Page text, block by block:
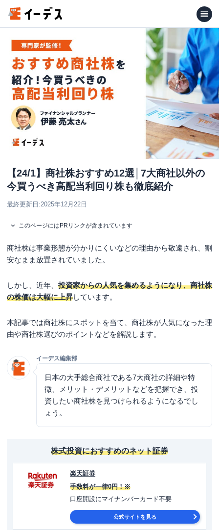
【24/1】商社株おすすめ12選│7大商社以外の
今買うべき高配当利回り株も徹底紹介
最終更新日:2025年12月22日
このページにはPRリンクが含まれています
商社株は事業形態が分かりにくいなどの理由から敬遠され、割
安なまま放置されていました。
しかし、近年、 投資家からの人気を集めるようになり、商社株
の株価は大幅に上昇しています。
本記事では商社株にスポットを当て、商社株が人気になった理
由や商社株選びのポイントなどを解説します。
イーデス編集部
日本の大手総合商社である7大商社の詳細や特
徴、メリット・デメリットなどを把握でき、投
資したい商社株を見つけられるようになるでし
ょう。
株式投資におすすめのネット証券
楽天証券
手数料が一律0円！※
口座開設にマイナンバーカード不要
公式サイトを見る